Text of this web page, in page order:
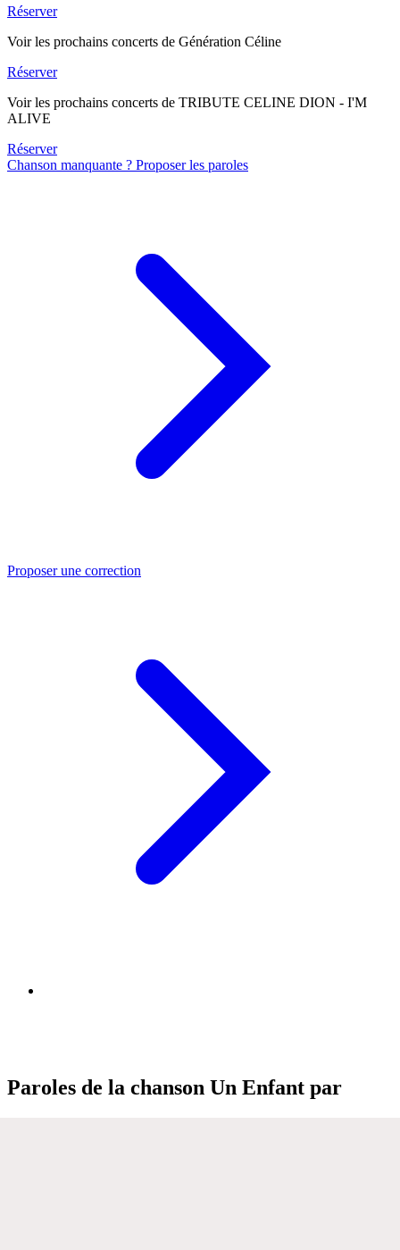
Réserver
Voir les prochains concerts de Génération Céline
Réserver
Voir les prochains concerts de TRIBUTE CELINE DION - I'M
ALIVE
Réserver
Chanson manquante ? Proposer les paroles
Proposer une correction
Paroles de la chanson Un Enfant par